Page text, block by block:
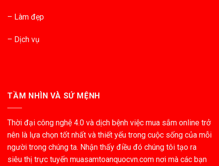
– Làm đẹp
– Dịch vụ
TẦM NHÌN VÀ SỨ MỆNH
Thời đại công nghệ 4.0 và dịch bệnh việc mua sắm online trở
nên là lựa chọn tốt nhất và thiết yếu trong cuộc sống của mỗi
người trong chúng ta. Nhận thấy điều đó chúng tôi tạo ra
siêu thị trực tuyến muasamtoanquocvn.com nơi mà các bạn